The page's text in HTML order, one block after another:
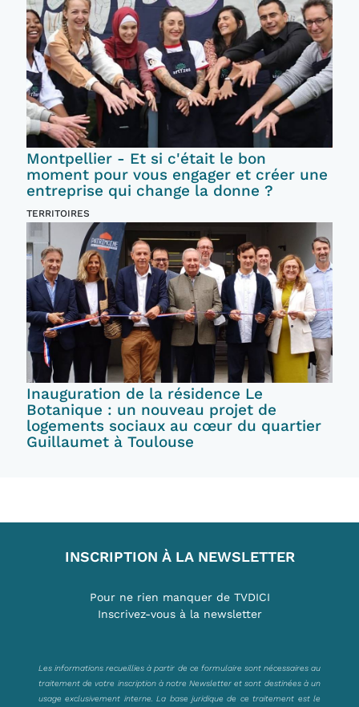
Montpellier - Et si c'était le bon
moment pour vous engager et créer une
entreprise qui change la donne ?
TERRITOIRES
Inauguration de la résidence Le
Botanique : un nouveau projet de
logements sociaux au cœur du quartier
Guillaumet à Toulouse
INSCRIPTION À LA NEWSLETTER
Pour ne rien manquer de TVDICI
Inscrivez-vous à la newsletter
Les informations recueillies à partir de ce formulaire sont nécessaires au
traitement de votre inscription à notre Newsletter et sont destinées à un
usage exclusivement interne. La base juridique de ce traitement est le